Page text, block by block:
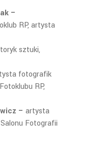
–
RP, artysta
sztuki,
fotografik
RP,
– artysta
Fotografii